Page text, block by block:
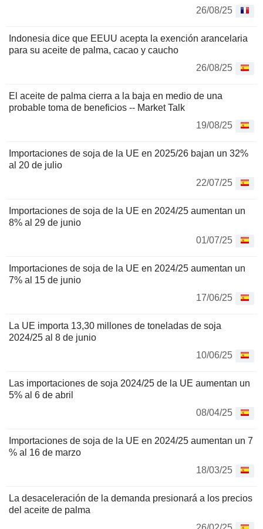
26/08/25
Indonesia dice que EEUU acepta la exención arancelaria
para su aceite de palma, cacao y caucho
26/08/25
El aceite de palma cierra a la baja en medio de una
probable toma de beneficios -- Market Talk
19/08/25
Importaciones de soja de la UE en 2025/26 bajan un 32%
al 20 de julio
22/07/25
Importaciones de soja de la UE en 2024/25 aumentan un
8% al 29 de junio
01/07/25
Importaciones de soja de la UE en 2024/25 aumentan un
7% al 15 de junio
17/06/25
La UE importa 13,30 millones de toneladas de soja
2024/25 al 8 de junio
10/06/25
Las importaciones de soja 2024/25 de la UE aumentan un
5% al 6 de abril
08/04/25
Importaciones de soja de la UE en 2024/25 aumentan un 7
% al 16 de marzo
18/03/25
La desaceleración de la demanda presionará a los precios
del aceite de palma